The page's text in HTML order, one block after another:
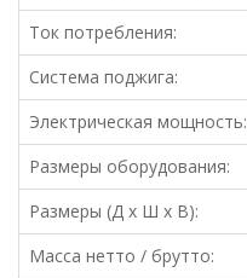
Ток потребления:
Система поджига:
Электрическая мощность:
Размеры оборудования:
Размеры (Д х Ш х В):
Масса нетто / брутто: